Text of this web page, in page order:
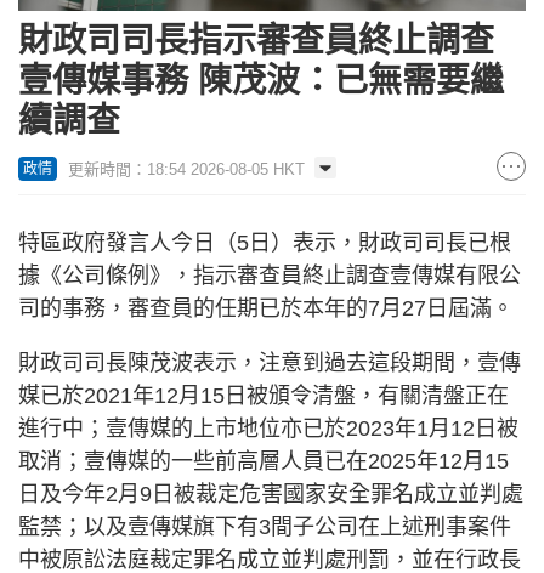
財政司司長指示審查員終止調查
壹傳媒事務 陳茂波：已無需要繼
續調查
政情 更新時間：18:54 2026-08-05 HKT
特區政府發言人今日（5日）表示，財政司司長已根
據《公司條例》，指示審查員終止調查壹傳媒有限公
司的事務，審查員的任期已於本年的7月27日屆滿。
財政司司長陳茂波表示，注意到過去這段期間，壹傳
媒已於2021年12月15日被頒令清盤，有關清盤正在
進行中；壹傳媒的上市地位亦已於2023年1月12日被
取消；壹傳媒的一些前高層人員已在2025年12月15
日及今年2月9日被裁定危害國家安全罪名成立並判處
監禁；以及壹傳媒旗下有3間子公司在上述刑事案件
中被原訟法庭裁定罪名成立並判處刑罰，並在行政長